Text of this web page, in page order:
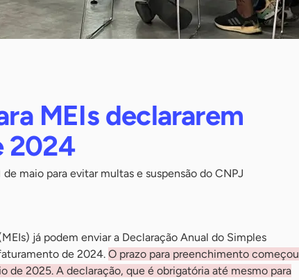
MEIs declararem
2024
maio para evitar multas e suspensão do CNPJ
já podem enviar a Declaração Anual do Simples
de 2024. O prazo para preenchimento começou
de 2025. A declaração, que é obrigatória até mesmo para